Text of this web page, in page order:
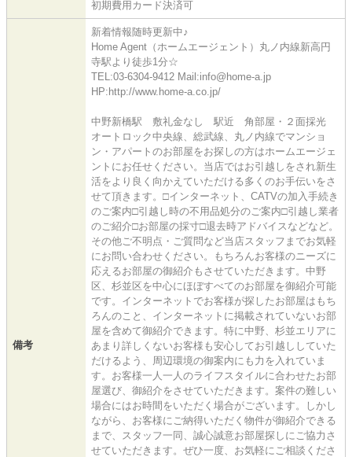
初期費用カード決済可
備考
新着情報随時更新中♪
Home Agent（ホームエージェント）丸ノ内線新高円
寺駅より徒歩1分☆
TEL:03-6304-9412 Mail:info@home-a.jp
HP:http://www.home-a.co.jp/
中野新橋駅 敷礼金なし 駅近 角部屋・２面採光
オートロック中央線、総武線、丸ノ内線でマンショ
ン・アパートのお部屋をお探しの方はホームエージェ
ントにお任せください。当店ではお引越しをされ新生
活をより良く向かえていただける多くのお手伝いをさ
せて頂きます。□インターネット、CATVの加入手続き
のご案内□引越し時の不用品処分のご案内□引越し業者
のご紹介□お部屋の採寸□退去時アドバイスなどなど。
その他ご不明点・ご質問など当店スタッフまでお気軽
にお問い合わせください。もちろんお客様のニーズに
応えるお部屋の御紹介もさせていただきます。中野
区、杉並区を中心にほぼすべてのお部屋を御紹介可能
です。インターネットでお客様が探したお部屋はもち
ろんのこと、インターネットに掲載されていないお部
屋を含めて御紹介できます。特に中野、杉並エリアに
あまり詳しくないお客様も安心してお引越ししていた
だけるよう、周辺環境の御案内にも力を入れていま
す。お客様一人一人のライフスタイルに合わせたお部
屋選び、御紹介をさせていただきます。案件の難しい
場合にはお時間をいただく場合がございます。しかし
ながら、お客様にご納得いただく物件が御紹介できる
まで、スタッフ一同、誠心誠意お部屋探しにご協力さ
せていただきます。ぜひ一度、お気軽にご相談くださ